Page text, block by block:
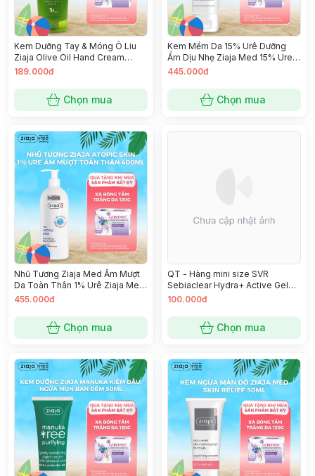
Kem Dưỡng Tay & Móng Ô Liu
Ziaja Olive Oil Hand Cream
Intensely Nourishing 80ml
189.000đ
Chọn mua
Kem Mềm Da 15% Urê Dưỡng
Ẩm Dịu Nhẹ Ziaja Med 15% Urea
Cream 100ml
445.000đ
Chọn mua
Nhũ Tương Ziaja Med Ẩm Mượt
Da Toàn Thân 1% Urê Ziaja Med
Atopic Skin 400ml
455.000đ
Chọn mua
QT - Hàng mini size SVR
Sebiaclear Hydra+ Active Gel
3ml
100.000đ
Chọn mua